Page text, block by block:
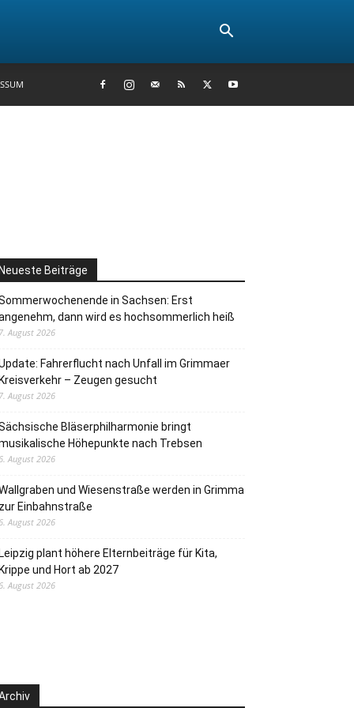
Beiträge
in Sachsen: Erst
dann wird es hochsommerlich heiß
August 2026
Fahrerflucht nach Unfall im Grimmaer
– Zeugen gesucht
August 2026
Bläserphilharmonie bringt
Höhepunkte nach Trebsen
August 2026
und Wiesenstraße werden in Grimma
Einbahnstraße
August 2026
plant höhere Elternbeiträge für Kita,
und Hort ab 2027
August 2026